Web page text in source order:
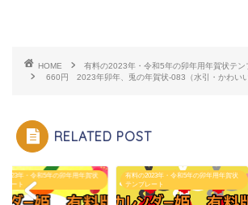
HOME
有料の2023年・令和5年の卯年用年賀状テン
660円 2023年卯年、兎の年賀状-083（水引・かわいい
RELATED POST
2023年・令和5年の卯年用年賀状
レート
有料の2023年・令和5年の卯年用年賀状
テンプレート